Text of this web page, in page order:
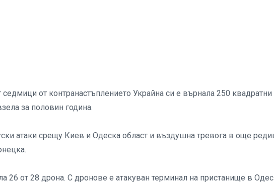
от контранастъплението Украйна си е върнала 250 квадратни
за половин година.
атаки срещу Киев и Одеска област и въздушна тревога в още
26 от 28 дрона. С дронове е атакуван терминал на пристанище в